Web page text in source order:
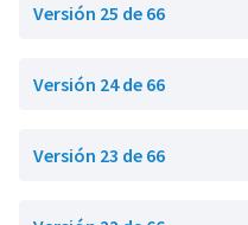
Versión 25 de 66
Versión 24 de 66
Versión 23 de 66